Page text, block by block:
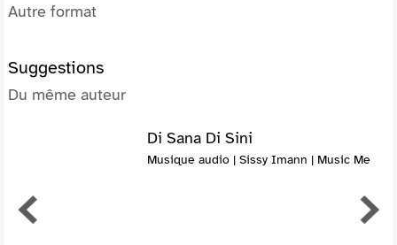
Autre format
Suggestions
Du même auteur
Di Sana Di Sini
Musique audio | Sissy Imann | Music Me